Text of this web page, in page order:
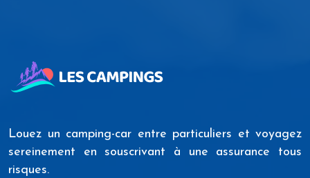
Louez un camping-car entre particuliers et voyagez
sereinement en souscrivant à une assurance tous
risques.